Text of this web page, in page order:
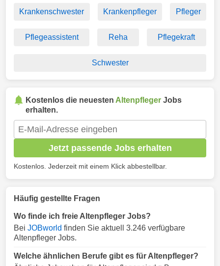
Krankenschwester Krankenpfleger Pfleger
Pflegeassistent Reha Pflegekraft
Schwester
Kostenlos die neuesten Altenpfleger Jobs
erhalten.
Jetzt passende Jobs erhalten
Kostenlos. Jederzeit mit einem Klick abbestellbar.
Häufig gestellte Fragen
Wo finde ich freie Altenpfleger Jobs?
Bei JOBworld finden Sie aktuell 3.246 verfügbare
Altenpfleger Jobs.
Welche ähnlichen Berufe gibt es für Altenpfleger?